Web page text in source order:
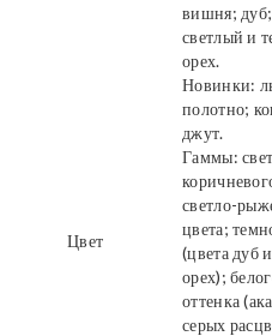
Цвет
вишня; дуб;
светлый и
орех.
Новинки:
полотно;
джут.
Гаммы:
светло-
цвета;
(цвета дуб
орех);
оттенка
серых